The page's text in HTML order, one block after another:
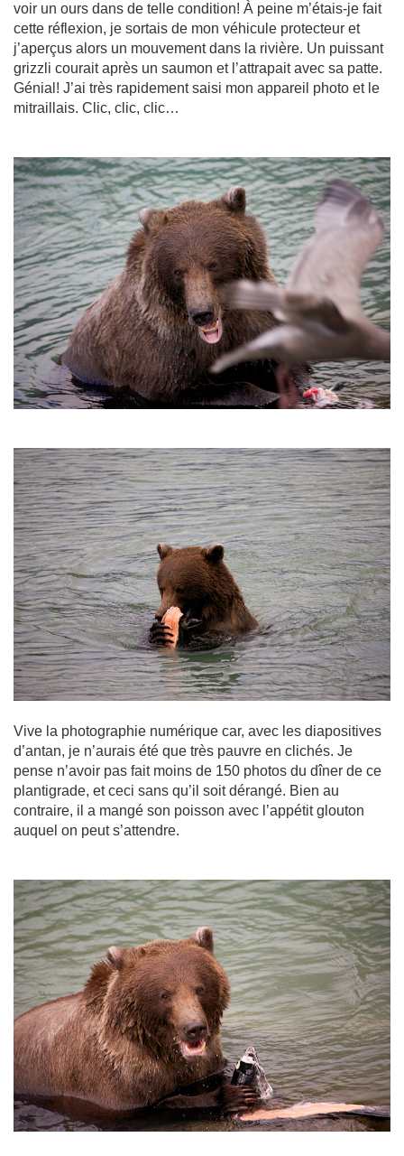
voir un ours dans de telle condition! À peine m’étais-je fait
cette réflexion, je sortais de mon véhicule protecteur et
j’aperçus alors un mouvement dans la rivière. Un puissant
grizzli courait après un saumon et l’attrapait avec sa patte.
Génial! J’ai très rapidement saisi mon appareil photo et le
mitraillais. Clic, clic, clic…
Vive la photographie numérique car, avec les diapositives
d’antan, je n’aurais été que très pauvre en clichés. Je
pense n’avoir pas fait moins de 150 photos du dîner de ce
plantigrade, et ceci sans qu’il soit dérangé. Bien au
contraire, il a mangé son poisson avec l’appétit glouton
auquel on peut s’attendre.